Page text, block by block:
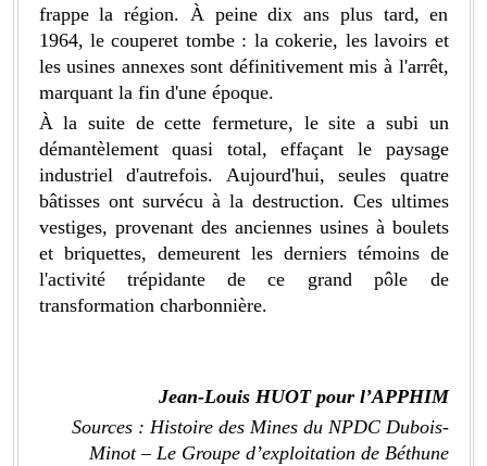
frappe la région. À peine dix ans plus tard, en
1964, le couperet tombe : la cokerie, les lavoirs et
les usines annexes sont définitivement mis à l'arrêt,
marquant la fin d'une époque.
À la suite de cette fermeture, le site a subi un
démantèlement quasi total, effaçant le paysage
industriel d'autrefois. Aujourd'hui, seules quatre
bâtisses ont survécu à la destruction. Ces ultimes
vestiges, provenant des anciennes usines à boulets
et briquettes, demeurent les derniers témoins de
l'activité trépidante de ce grand pôle de
transformation charbonnière.
Jean-Louis HUOT pour l’APPHIM
Sources : Histoire des Mines du NPDC Dubois-
Minot – Le Groupe d’exploitation de Béthune